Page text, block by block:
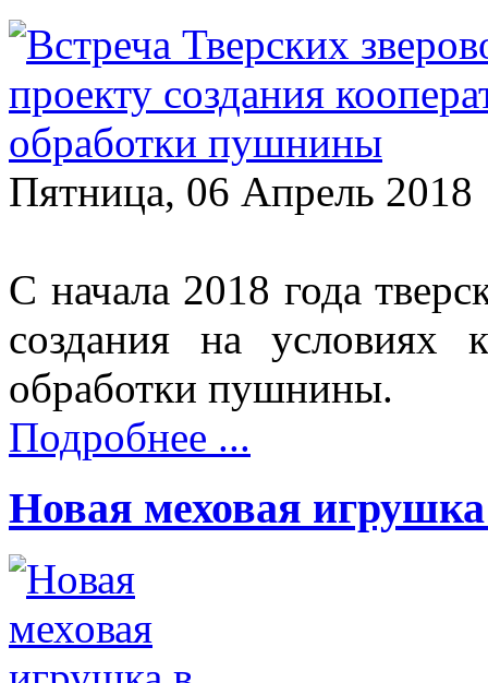
Пятница, 06 Апрель 2018
С начала 2018 года
создания на условиях
обработки пушнины.
Подробнее ...
Новая меховая